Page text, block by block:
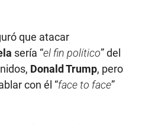
que atacar
sería “el fin político” del
Donald Trump, pero
con él “face to face”